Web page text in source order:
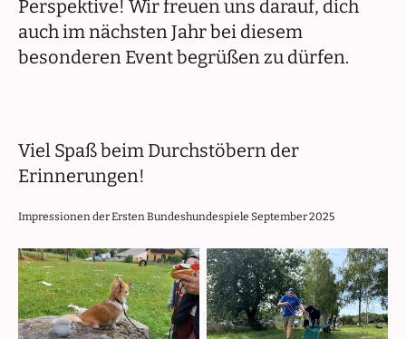
Perspektive! Wir freuen uns darauf, dich
auch im nächsten Jahr bei diesem
besonderen Event begrüßen zu dürfen.
Viel Spaß beim Durchstöbern der
Erinnerungen!
Impressionen der Ersten Bundeshundespiele September 2025